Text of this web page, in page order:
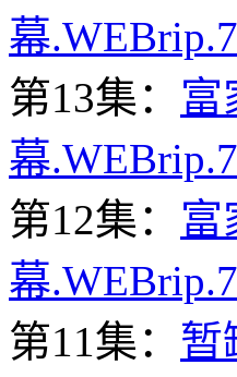
幕
第13集： 富
幕
第12集： 富
幕
第11集： 暂